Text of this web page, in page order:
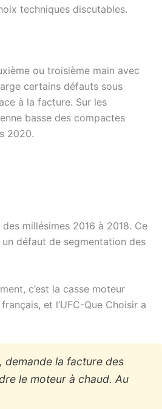
techniques discutables.
ou troisième main avec
certains défauts sous
à la facture. Sur les
basse des compactes
2020.
des millésimes 2016 à 2018. Ce
un défaut de segmentation des
c’est la casse moteur
et l’UFC-Que Choisir a
demande la facture des
le moteur à chaud. Au